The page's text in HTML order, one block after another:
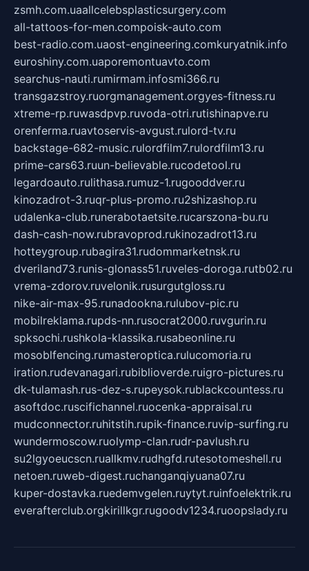
zsmh.com.uaallcelebsplasticsurgery.com
all-tattoos-for-men.compoisk-auto.com
best-radio.com.uaost-engineering.comkuryatnik.info
euroshiny.com.uaporemontuavto.com
searchus-nauti.rumirmam.infosmi366.ru
transgazstroy.ruorgmanagement.orgyes-fitness.ru
xtreme-rp.ruwasdpvp.ruvoda-otri.rutishinapve.ru
orenferma.ruavtoservis-avgust.rulord-tv.ru
backstage-682-music.rulordfilm7.rulordfilm13.ru
prime-cars63.ruun-believable.rucodetool.ru
legardoauto.rulithasa.rumuz-1.rugooddver.ru
kinozadrot-3.ruqr-plus-promo.ru2shizashop.ru
udalenka-club.runerabotaetsite.rucarszona-bu.ru
dash-cash-now.rubravoprod.rukinozadrot13.ru
hotteygroup.rubagira31.rudommarketnsk.ru
dveriland73.runis-glonass51.ruveles-doroga.rutb02.ru
vrema-zdorov.ruvelonik.rusurgutgloss.ru
nike-air-max-95.runadookna.rulubov-pic.ru
mobilreklama.rupds-nn.rusocrat2000.ruvgurin.ru
spksochi.rushkola-klassika.rusabeonline.ru
mosoblfencing.rumasteroptica.rulucomoria.ru
iration.rudevanagari.rubiblioverde.ruigro-pictures.ru
dk-tulamash.rus-dez-s.rupeysok.rublackcountess.ru
asoftdoc.ruscifichannel.ruocenka-appraisal.ru
mudconnector.ruhitstih.rupik-finance.ruvip-surfing.ru
wundermoscow.ruolymp-clan.rudr-pavlush.ru
su2lgyoeucscn.ruallkmv.rudhgfd.rutesotomeshell.ru
netoen.ruweb-digest.ruchanganqiyuana07.ru
kuper-dostavka.ruedemvgelen.ruytyt.ruinfoelektrik.ru
everafterclub.orgkirillkgr.rugoodv1234.ruoopslady.ru